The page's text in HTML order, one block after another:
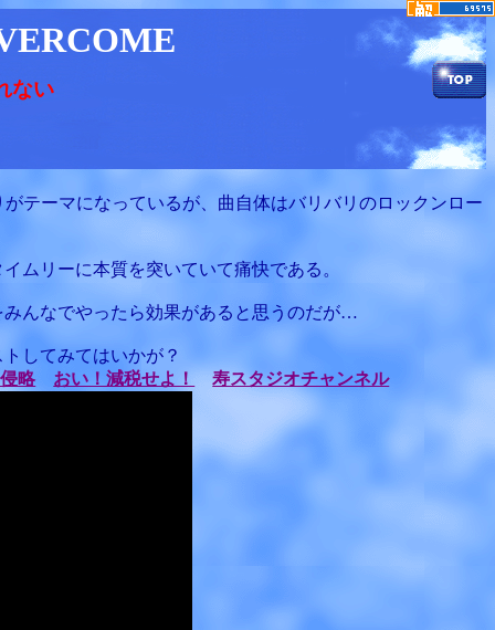
ない
テーマになっているが、曲自体はバリバリのロックンロー
ムリーに本質を突いていて痛快である。
んなでやったら効果があると思うのだが…
してみてはいかが？
略
おい！減税せよ！ 寿スタジオチャンネル